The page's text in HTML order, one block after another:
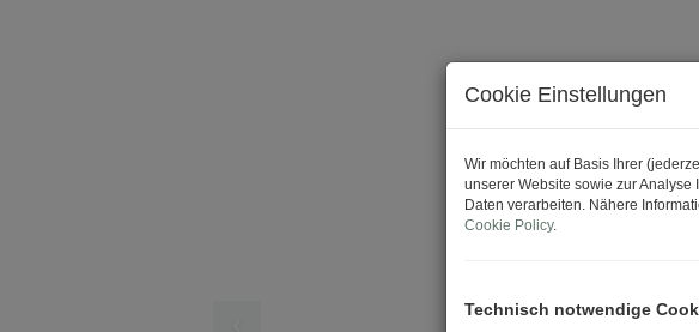
Cookie Einstellungen
Wir möchten auf Basis Ihrer
unserer Website sowie zur
Daten verarbeiten. Nähere
Cookie Policy.
Technisch notwendige